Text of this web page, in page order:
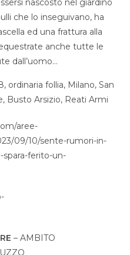
nascosto nel giardino
che lo inseguivano, ha
ed una frattura alla
anche tutte le
dall’uomo…
ordinaria follia, Milano, San
Busto Arsizio, Reati Armi
aree-
09/10/sente-rumori-in-
spara-ferito-un-
– AMBITO